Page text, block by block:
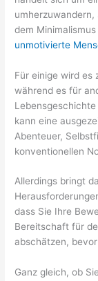
dem
unmotivierte
Für einige wird es
während es für
kann eine
Abenteuer,
konventionellen
Allerdings bringt
dass Sie Ihre
Bereitschaft für
abschätzen,
Ganz gleich, ob